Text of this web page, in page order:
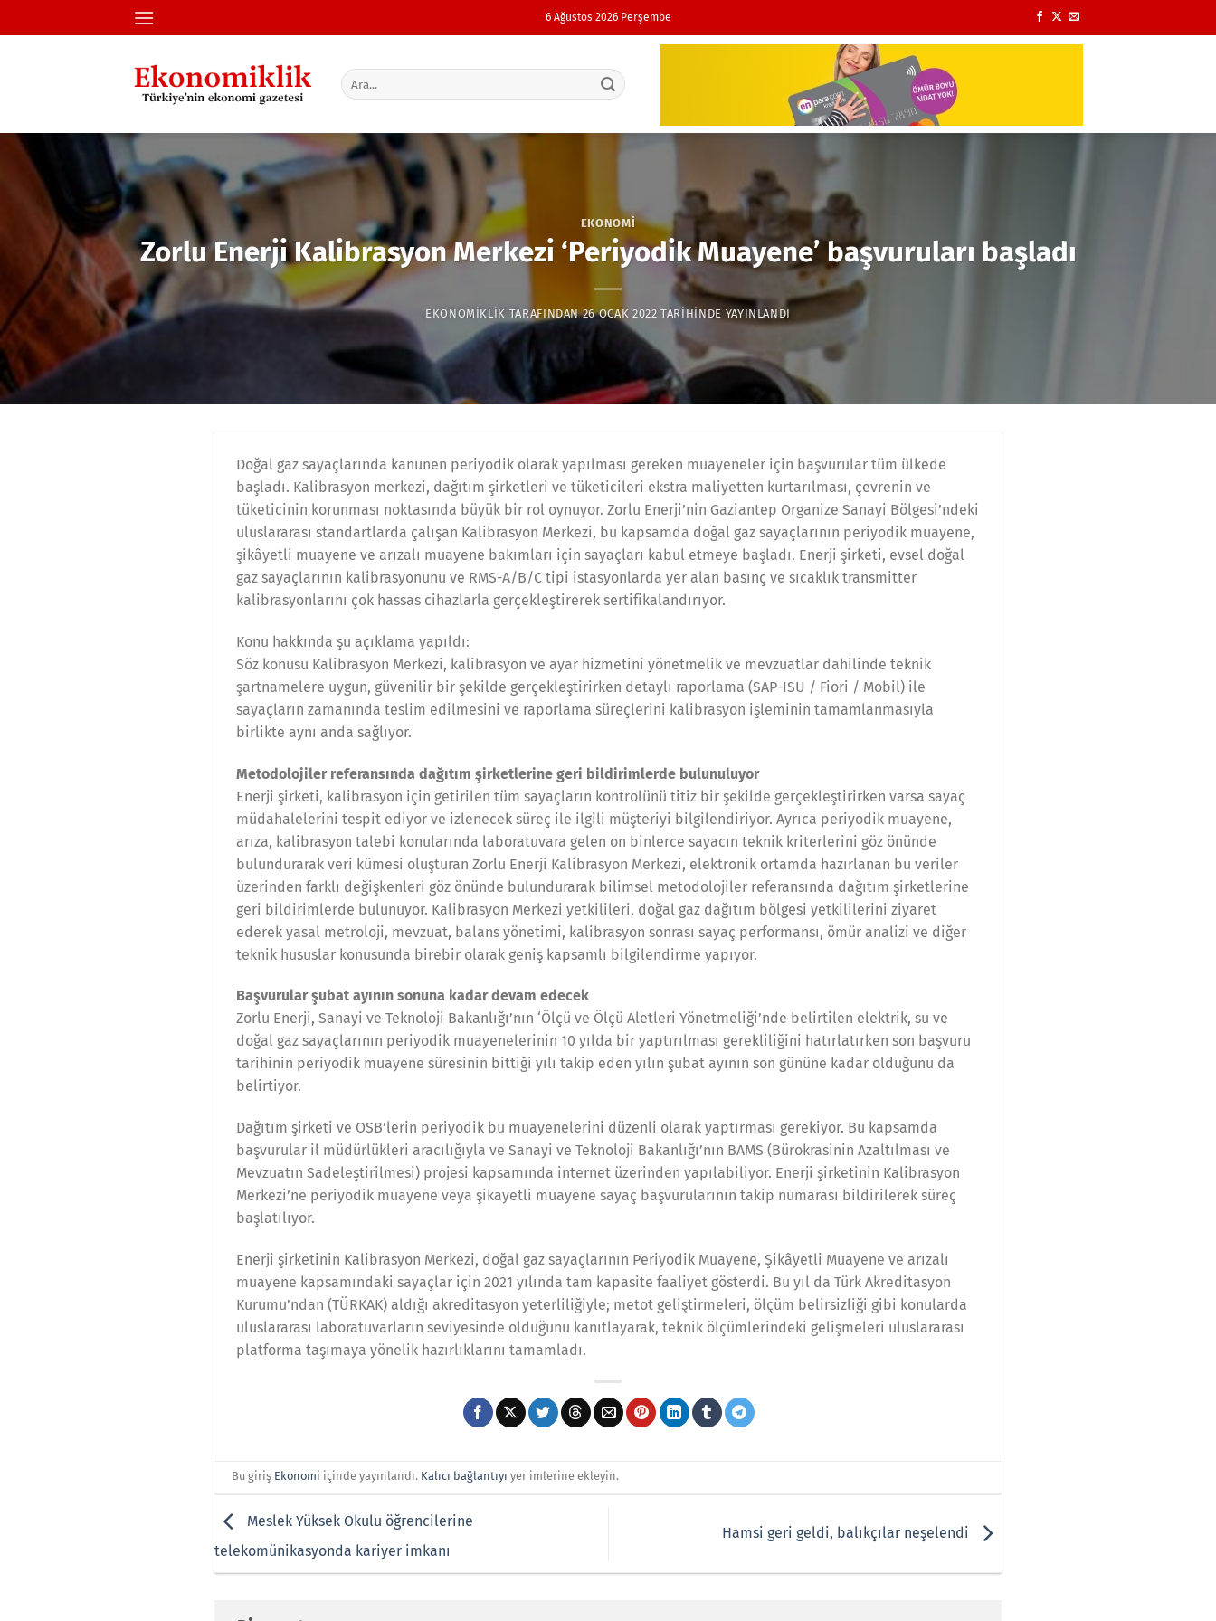
atla
6 Ağustos 2026 Perşembe
EKONOMI
Zorlu Enerji Kalibrasyon Merkezi ‘Periyodik Muayene’ başvuruları başladı
EKONOMIKLIK TARAFINDAN 26 OCAK 2022 TARIHINDE YAYINLANDI
Doğal gaz sayaçlarında kanunen periyodik olarak yapılması gereken muayeneler için başvurular tüm ülkede
başladı. Kalibrasyon merkezi, dağıtım şirketleri ve tüketicileri ekstra maliyetten kurtarılması, çevrenin ve
tüketicinin korunması noktasında büyük bir rol oynuyor. Zorlu Enerji’nin Gaziantep Organize Sanayi Bölgesi’ndeki
uluslararası standartlarda çalışan Kalibrasyon Merkezi, bu kapsamda doğal gaz sayaçlarının periyodik muayene,
şikâyetli muayene ve arızalı muayene bakımları için sayaçları kabul etmeye başladı. Enerji şirketi, evsel doğal
gaz sayaçlarının kalibrasyonunu ve RMS-A/B/C tipi istasyonlarda yer alan basınç ve sıcaklık transmitter
kalibrasyonlarını çok hassas cihazlarla gerçekleştirerek sertifikalandırıyor.
Konu hakkında şu açıklama yapıldı:
Söz konusu Kalibrasyon Merkezi, kalibrasyon ve ayar hizmetini yönetmelik ve mevzuatlar dahilinde teknik
şartnamelere uygun, güvenilir bir şekilde gerçekleştirirken detaylı raporlama (SAP-ISU / Fiori / Mobil) ile
sayaçların zamanında teslim edilmesini ve raporlama süreçlerini kalibrasyon işleminin tamamlanmasıyla
birlikte aynı anda sağlıyor.
Metodolojiler referansında dağıtım şirketlerine geri bildirimlerde bulunuluyor
Enerji şirketi, kalibrasyon için getirilen tüm sayaçların kontrolünü titiz bir şekilde gerçekleştirirken varsa sayaç
müdahalelerini tespit ediyor ve izlenecek süreç ile ilgili müşteriyi bilgilendiriyor. Ayrıca periyodik muayene,
arıza, kalibrasyon talebi konularında laboratuvara gelen on binlerce sayacın teknik kriterlerini göz önünde
bulundurarak veri kümesi oluşturan Zorlu Enerji Kalibrasyon Merkezi, elektronik ortamda hazırlanan bu veriler
üzerinden farklı değişkenleri göz önünde bulundurarak bilimsel metodolojiler referansında dağıtım şirketlerine
geri bildirimlerde bulunuyor. Kalibrasyon Merkezi yetkilileri, doğal gaz dağıtım bölgesi yetkililerini ziyaret
ederek yasal metroloji, mevzuat, balans yönetimi, kalibrasyon sonrası sayaç performansı, ömür analizi ve diğer
teknik hususlar konusunda birebir olarak geniş kapsamlı bilgilendirme yapıyor.
Başvurular şubat ayının sonuna kadar devam edecek
Zorlu Enerji, Sanayi ve Teknoloji Bakanlığı’nın ‘Ölçü ve Ölçü Aletleri Yönetmeliği’nde belirtilen elektrik, su ve
doğal gaz sayaçlarının periyodik muayenelerinin 10 yılda bir yaptırılması gerekliliğini hatırlatırken son başvuru
tarihinin periyodik muayene süresinin bittiği yılı takip eden yılın şubat ayının son gününe kadar olduğunu da
belirtiyor.
Dağıtım şirketi ve OSB’lerin periyodik bu muayenelerini düzenli olarak yaptırması gerekiyor. Bu kapsamda
başvurular il müdürlükleri aracılığıyla ve Sanayi ve Teknoloji Bakanlığı’nın BAMS (Bürokrasinin Azaltılması ve
Mevzuatın Sadeleştirilmesi) projesi kapsamında internet üzerinden yapılabiliyor. Enerji şirketinin Kalibrasyon
Merkezi’ne periyodik muayene veya şikayetli muayene sayaç başvurularının takip numarası bildirilerek süreç
başlatılıyor.
Enerji şirketinin Kalibrasyon Merkezi, doğal gaz sayaçlarının Periyodik Muayene, Şikâyetli Muayene ve arızalı
muayene kapsamındaki sayaçlar için 2021 yılında tam kapasite faaliyet gösterdi. Bu yıl da Türk Akreditasyon
Kurumu’ndan (TÜRKAK) aldığı akreditasyon yeterliliğiyle; metot geliştirmeleri, ölçüm belirsizliği gibi konularda
uluslararası laboratuvarların seviyesinde olduğunu kanıtlayarak, teknik ölçümlerindeki gelişmeleri uluslararası
platforma taşımaya yönelik hazırlıklarını tamamladı.
Bu giriş Ekonomi içinde yayınlandı. Kalıcı bağlantıyı yer imlerine ekleyin.
Meslek Yüksek Okulu öğrencilerine
telekomünikasyonda kariyer imkanı
Hamsi geri geldi, balıkçılar neşelendi